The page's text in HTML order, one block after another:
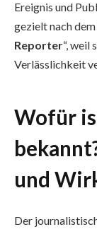
Ereignis und
gezielt nach
Reporter“, weil
Verlässlichkeit
Wofür
und
Der